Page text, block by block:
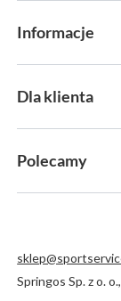
Informacje
Dla klienta
Polecamy
Springos Sp. z o. o.,